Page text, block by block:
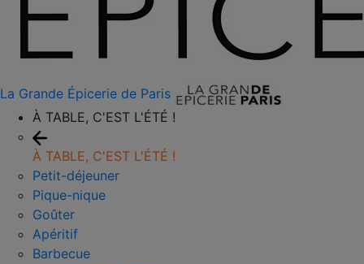
La Grande Épicerie de Paris
À TABLE, C'EST L'ÉTÉ !
À TABLE, C'EST L'ÉTÉ !
Petit-déjeuner
Pique-nique
Goûter
Apéritif
Barbecue